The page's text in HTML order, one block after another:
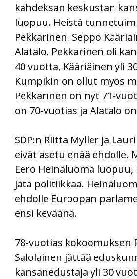
kahdeksan keskustan
luopuu. Heistä
Pekkarinen, Seppo
Alatalo. Pekkarinen oli
40 vuotta, Kääriäinen yli
Kumpikin on ollut myös
Pekkarinen on nyt 71-
on 70-vuotias ja Alatalo
SDP:n Riitta Myller ja
eivät asetu enää ehdolle.
Eero Heinäluoma
jätä politiikkaa.
ehdolle Euroopan
ensi keväänä.
78-vuotias kokoomuksen
Salolainen jättää
kansanedustaja yli 30